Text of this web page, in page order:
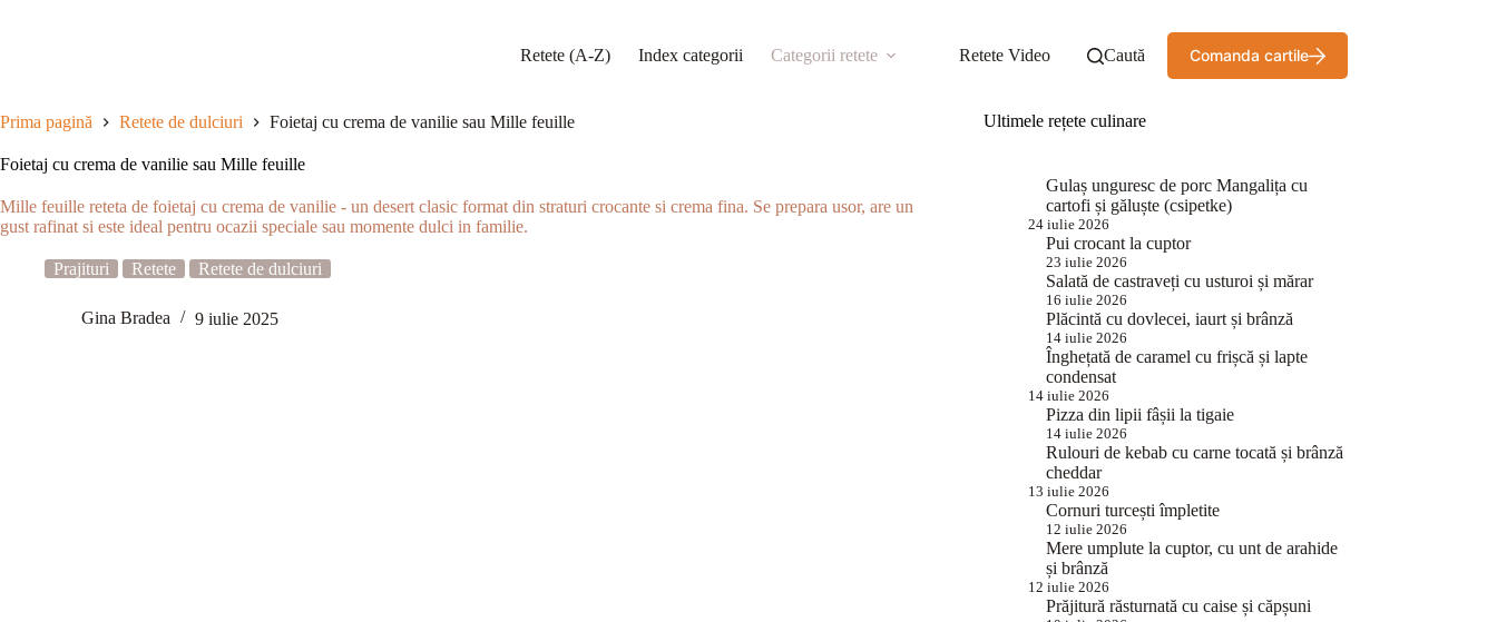
Retete (A-Z) Index categorii Categorii retete Retete Video Caută Comanda cartile
Prima pagină Retete de dulciuri Foietaj cu crema de vanilie sau Mille feuille
Foietaj cu crema de vanilie sau Mille feuille
Mille feuille reteta de foietaj cu crema de vanilie - un desert clasic format din straturi crocante si crema fina. Se prepara usor, are un
gust rafinat si este ideal pentru ocazii speciale sau momente dulci in familie.
Prajituri Retete Retete de dulciuri
Gina Bradea 9 iulie 2025
Ultimele rețete culinare
Gulaș unguresc de porc Mangalița cu
cartofi și găluște (csipetke)
24 iulie 2026
Pui crocant la cuptor
23 iulie 2026
Salată de castraveți cu usturoi și mărar
16 iulie 2026
Plăcintă cu dovlecei, iaurt și brânză
14 iulie 2026
Înghețată de caramel cu frișcă și lapte
condensat
14 iulie 2026
Pizza din lipii fâșii la tigaie
14 iulie 2026
Rulouri de kebab cu carne tocată și brânză
cheddar
13 iulie 2026
Cornuri turcești împletite
12 iulie 2026
Mere umplute la cuptor, cu unt de arahide
și brânză
12 iulie 2026
Prăjitură răsturnată cu caise și căpșuni